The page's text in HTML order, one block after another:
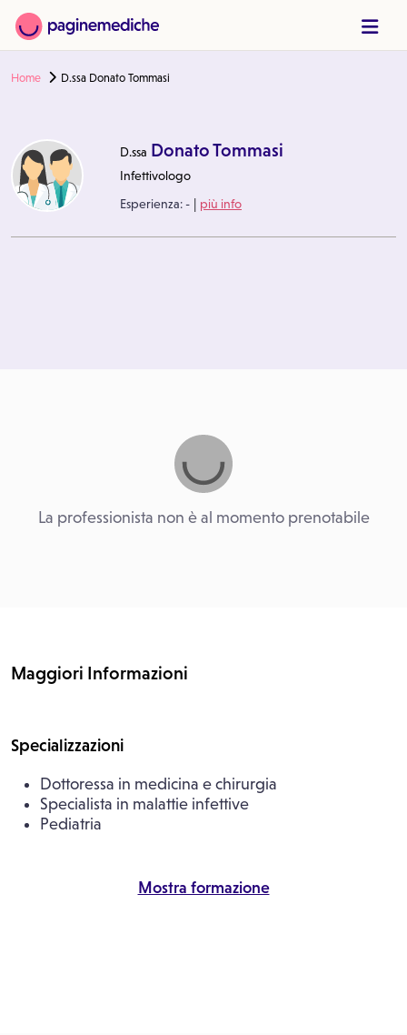
Home D.ssa Donato Tommasi
D.ssa Donato Tommasi
Infettivologo
Esperienza:- | più info
La professionista non è al momento prenotabile
Maggiori Informazioni
Specializzazioni
Dottoressa in medicina e chirurgia
Specialista in malattie infettive
Pediatria
Mostra formazione